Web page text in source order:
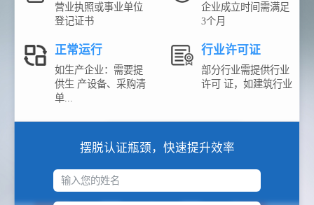
营业执照或事业单位
登记证书
企业成立时间需满足
3个月
正常运行
如生产企业：需要提
供生 产设备、采购清
单...
行业许可证
部分行业需提供行业
许可 证，如建筑行业
摆脱认证瓶颈，快速提升效率
输入您的姓名